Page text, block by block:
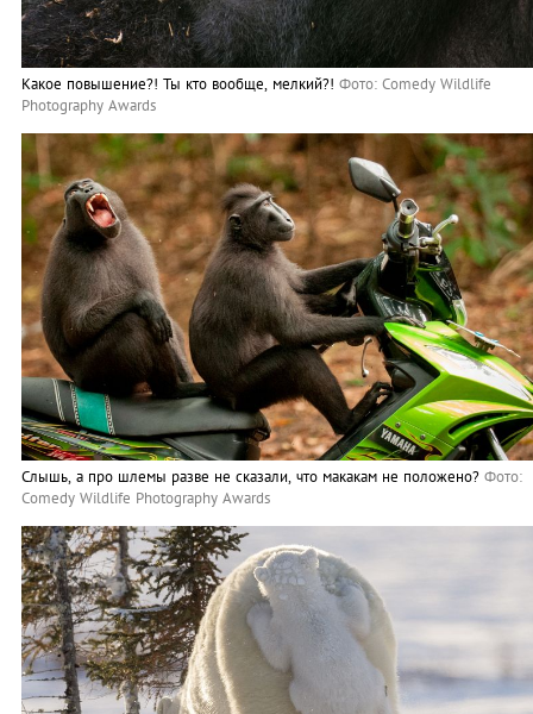
Какое повышение?! Ты кто вообще, мелкий?! Фото: Comedy Wildlife
Photography Awards
Слышь, а про шлемы разве не сказали, что макакам не положено? Фото:
Comedy Wildlife Photography Awards